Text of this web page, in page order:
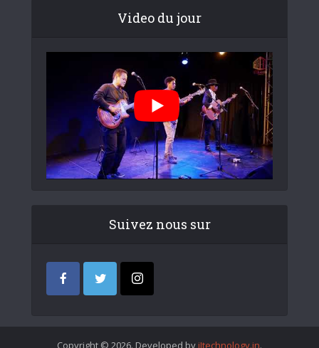
Video du jour
Suivez nous sur
Copyright © 2026. Developed by iItechnology.in.